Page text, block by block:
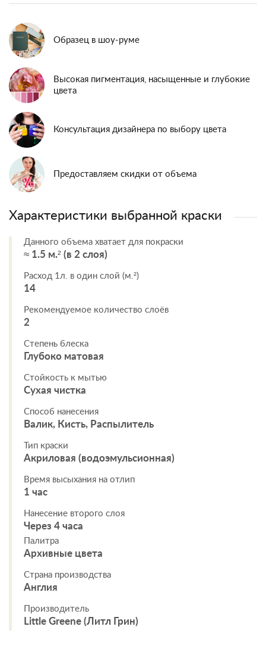
Образец в шоу-руме
Высокая пигментация, насыщенные и глубокие
цвета
Консультация дизайнера по выбору цвета
Предоставляем скидки от объема
Характеристики выбранной краски
Данного объема хватает для покраски
≈ 1.5 м.² (в 2 слоя)
Расход 1л. в один слой (м.²)
14
Рекомендуемое количество слоёв
2
Степень блеска
Глубоко матовая
Стойкость к мытью
Сухая чистка
Способ нанесения
Валик, Кисть, Распылитель
Тип краски
Акриловая (водоэмульсионная)
Время высыхания на отлип
1 час
Нанесение второго слоя
Через 4 часа
Палитра
Архивные цвета
Страна производства
Англия
Производитель
Little Greene (Литл Грин)